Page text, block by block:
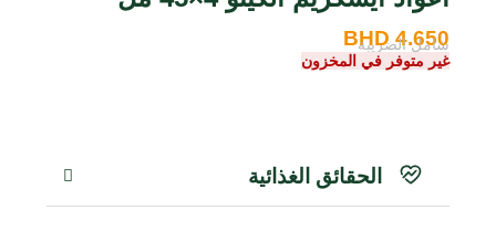
4.650
BHD
شامل الضريبة
غير متوفر في المخزون
الحقائق الغذائية